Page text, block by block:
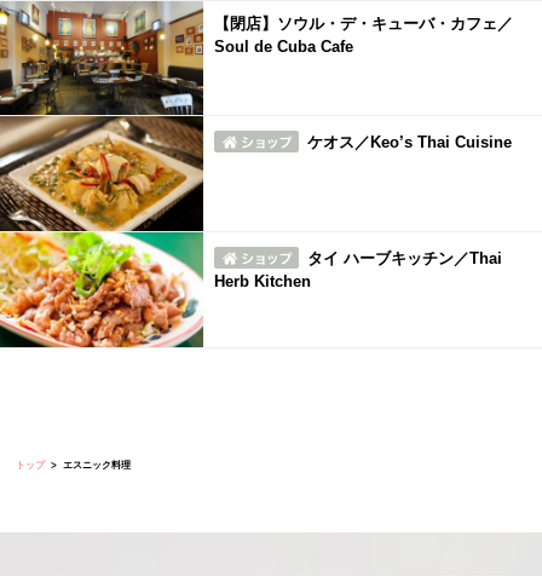
【閉店】ソウル・デ・キューバ・カフェ／
Soul de Cuba Cafe
ケオス／Keo’s Thai Cuisine
タイ ハーブキッチン／Thai
Herb Kitchen
トップ エスニック料理